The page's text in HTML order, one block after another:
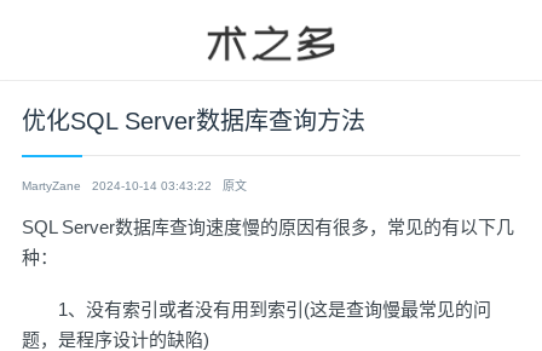
优化SQL Server数据库查询方法
MartyZane 2024-10-14 03:43:22 原文
SQL Server数据库查询速度慢的原因有很多，常见的有以下几
种：
1、没有索引或者没有用到索引(这是查询慢最常见的问
题，是程序设计的缺陷)